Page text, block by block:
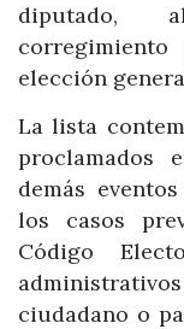
diputado,
elección
La lista
proclamados
demás
los casos
Código
ciudadano o